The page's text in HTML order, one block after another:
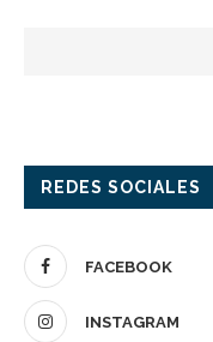
REDES SOCIALES
FACEBOOK
INSTAGRAM